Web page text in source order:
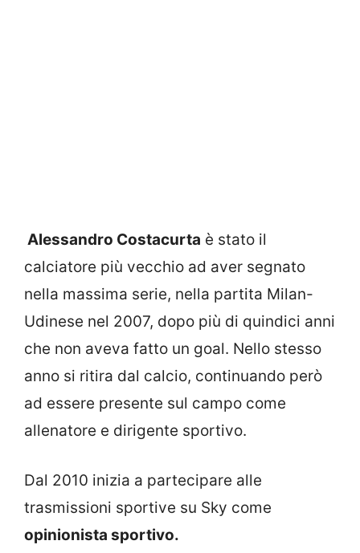
Alessandro Costacurta è stato il
calciatore più vecchio ad aver segnato
nella massima serie, nella partita Milan-
Udinese nel 2007, dopo più di quindici anni
che non aveva fatto un goal. Nello stesso
anno si ritira dal calcio, continuando però
ad essere presente sul campo come
allenatore e dirigente sportivo.
Dal 2010 inizia a partecipare alle
trasmissioni sportive su Sky come
opinionista sportivo.